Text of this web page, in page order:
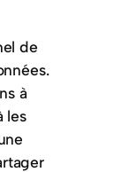
de
à
les